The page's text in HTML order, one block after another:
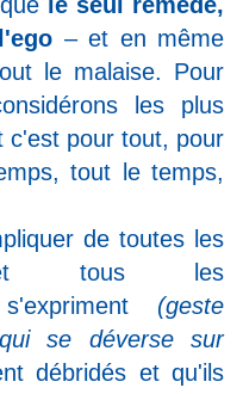
– et en même
le malaise. Pour
les plus
c'est pour tout, pour
tout le temps,
de toutes les
et tous les
(geste
se déverse sur
débridés et qu'ils